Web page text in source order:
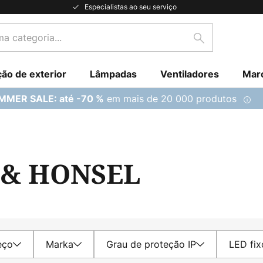
Especialistas ao seu serviço
Pesquisar
de exterior Lâmpadas Ventiladores
SALE: até -70 % em mais de 20 000 produtos
HONSEL
Marka Grau de proteção IP LED